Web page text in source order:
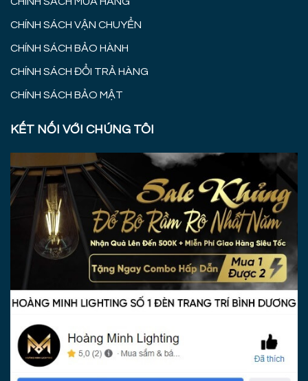
CHÍNH SÁCH VẬN CHUYỂN
CHÍNH SÁCH BẢO HÀNH
CHÍNH SÁCH ĐỔI TRẢ HÀNG
CHÍNH SÁCH BẢO MẬT
KẾT NỐI VỚI CHÚNG TÔI